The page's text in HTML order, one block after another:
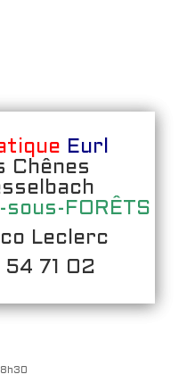
Eurl
Chênes
FORÊTS
Leclerc
71 02